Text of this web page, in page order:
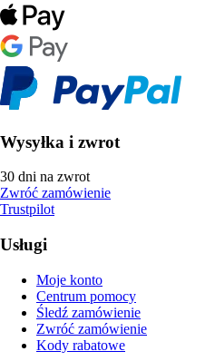
Wysyłka i zwrot
30 dni na zwrot
Zwróć zamówienie
Trustpilot
Usługi
Moje konto
Centrum pomocy
Śledź zamówienie
Zwróć zamówienie
Kody rabatowe